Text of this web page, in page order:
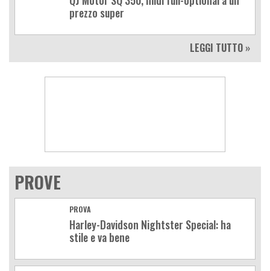
prezzo super
LEGGI TUTTO »
PROVE
PROVA
Harley-Davidson Nightster Special: ha
stile e va bene